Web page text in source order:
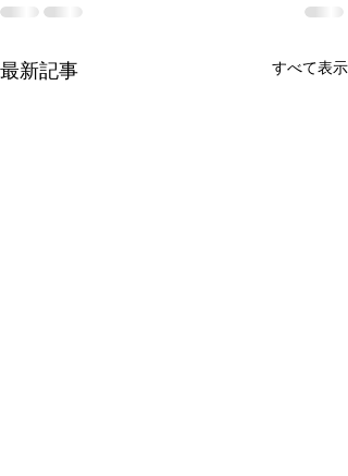
最新記事 すべて表示